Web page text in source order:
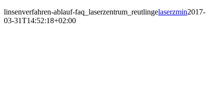
linsenverfahren-ablauf-faq_laserzentrum_reutlingelaserzmin2017-
03-31T14:52:18+02:00